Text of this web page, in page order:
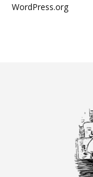
WordPress.org